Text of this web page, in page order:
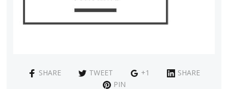
SHARE TWEET +1
SHARE
PIN